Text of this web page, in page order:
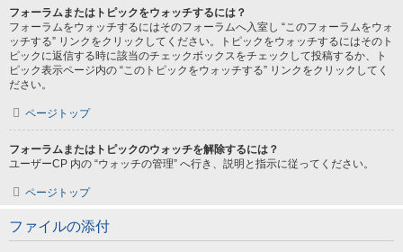
フォーラムまたはトピックをウォッチするには？
フォーラムをウォッチするにはそのフォーラムへ入室し “このフォーラムをウォ
ッチする” リンクをクリックしてください。トピックをウォッチするにはそのト
ピックに返信する時に該当のチェックボックスをチェックして投稿するか、ト
ピック表示ページ内の “このトピックをウォッチする” リンクをクリックしてく
ださい。
ページトップ
フォーラムまたはトピックのウォッチを解除するには？
ユーザーCP 内の “ウォッチの管理” へ行き、説明と指示に従ってください。
ページトップ
ファイルの添付